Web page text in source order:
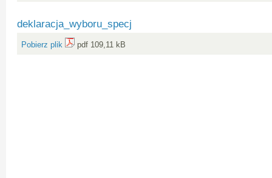
deklaracja_wyboru_specj
Pobierz plik pdf 109,11 kB